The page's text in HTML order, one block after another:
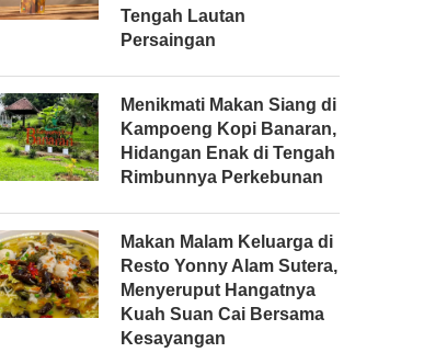
Tengah Lautan
Persaingan
Menikmati Makan Siang di
Kampoeng Kopi Banaran,
Hidangan Enak di Tengah
Rimbunnya Perkebunan
Makan Malam Keluarga di
Resto Yonny Alam Sutera,
Menyeruput Hangatnya
Kuah Suan Cai Bersama
Kesayangan